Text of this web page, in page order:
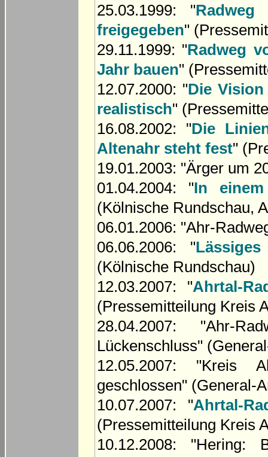
25.03.1999: "
freigegeben"
29.11.1999: "Radweg
Jahr bauen"
12.07.2000: "Die
realistisch"
16.08.2002: "Die
Altenahr steht fest"
19.01.2003: "Ärger um
01.04.2004: "In
(Kölnische Rundschau,
06.01.2006: "Ahr-
06.06.2006: "
(Kölnische Rundschau)
12.03.2007: "Ahrtal-
(Pressemitteilung Kreis
28.04.2007: "Ahr-
Lückenschluss"
12.05.2007: "Kreis
geschlossen" (General-
10.07.2007: "Ahrtal-
(Pressemitteilung Kreis
10.12.2008: "Hering: